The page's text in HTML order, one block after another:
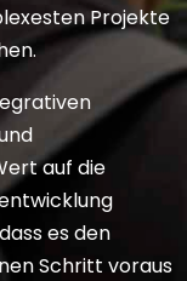
Projekte
auf die
es den
Schritt voraus